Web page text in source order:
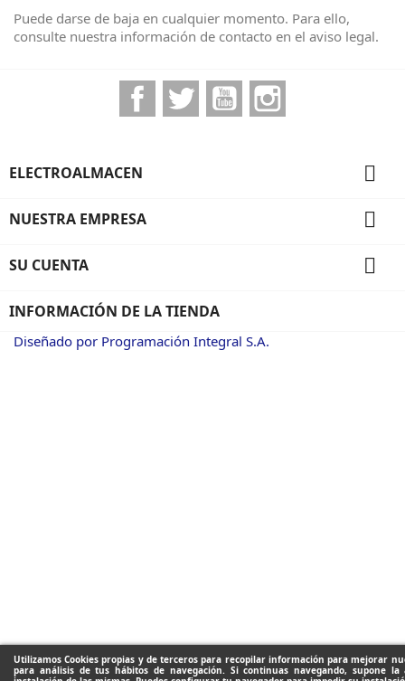
Utilizamos Cookies propias y de terceros para recopilar información para mejorar
para análisis de tus hábitos de navegación. Si continuas navegando, supone la
Puede darse de baja en cualquier momento. Para ello,
consulte nuestra información de contacto en el aviso legal.
FacebookTwitter YouTube
ELECTROALMACEN 
NUESTRA EMPRESA 
SU CUENTA 
INFORMACIÓN DE LA TIENDA
Diseñado por Programación Integral S.A.